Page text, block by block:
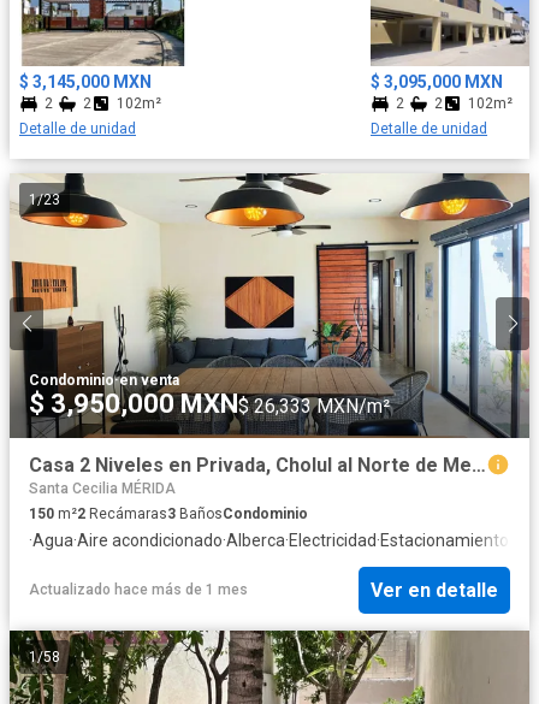
familiar. •Chapoteadero. •Vegetación ambiental. •Parque infantil.
•Gimnasio. •Area para mascotas
$ 3,145,000 MXN
2 2
102m²
Detalle de unidad
$ 3,095,000 MXN
2 2
102m²
Detalle de unidad
1/23
Condominio·en venta
$ 3,950,000 MXN$ 26,333 MXN/m²
Casa 2 Niveles en Privada, Cholul al Norte de Merida, Yuc.
Santa Cecilia MÉRIDA
150 m²2 Recámaras3 BañosCondominio
·Agua·Aire acondicionado·Alberca·Electricidad·Estacionamiento
Actualizado hace más de 1 mes Ver en detalle
1/58